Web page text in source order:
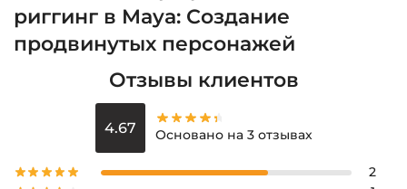
риггинг в Maya: Создание
продвинутых персонажей
Отзывы клиентов
4.67 Основано на 3 отзывах
2